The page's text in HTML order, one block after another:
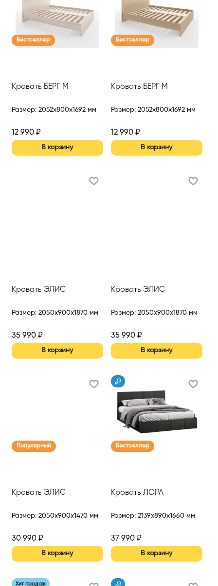
Бестселлер
Кровать БЕРГ М
Размер: 2052x800x1692 мм
12 990 ₽
В корзину
Бестселлер
Кровать БЕРГ М
Размер: 2052x800x1692 мм
12 990₽
В корзину
Кровать ЭЛИС
Размер: 2050x900x1870 мм
35 990 ₽
В корзину
Кровать ЭЛИС
Размер: 2050x900x1870 мм
35 990₽
В корзину
Популярный
Кровать ЭЛИС
Размер: 2050x900x1470 мм
30 990 ₽
В корзину
Бестселлер
Кровать ЛОРА
Размер: 2139x890x1660 мм
37 990₽
В корзину
Хит продаж